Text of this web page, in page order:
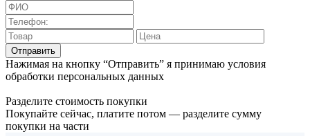
Отправить
Нажимая на кнопку “Отправить” я принимаю условия
обработки персональных данных
Разделите стоимость покупки
Покупайте сейчас, платите потом — разделите сумму
покупки на части